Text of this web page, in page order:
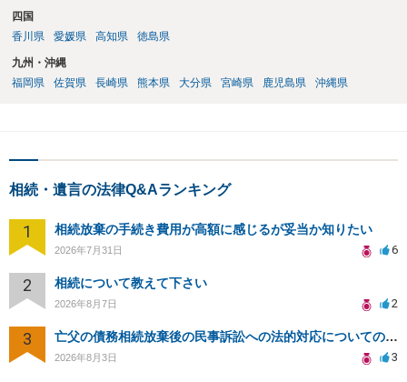
四国
香川県
愛媛県 高知県 徳島県
九州・沖縄
福岡県
佐賀県 長崎県 熊本県 大分県 宮崎県 鹿児島県 沖縄県
相続・遺言の法律Q&Aランキング
1 相続放棄の手続き費用が高額に感じるが妥当か知りたい
2026年7月31日 6
2 相続について教えて下さい
2026年8月7日 2
3 亡父の債務相続放棄後の民事訴訟への法的対応についての相談
2026年8月3日 3